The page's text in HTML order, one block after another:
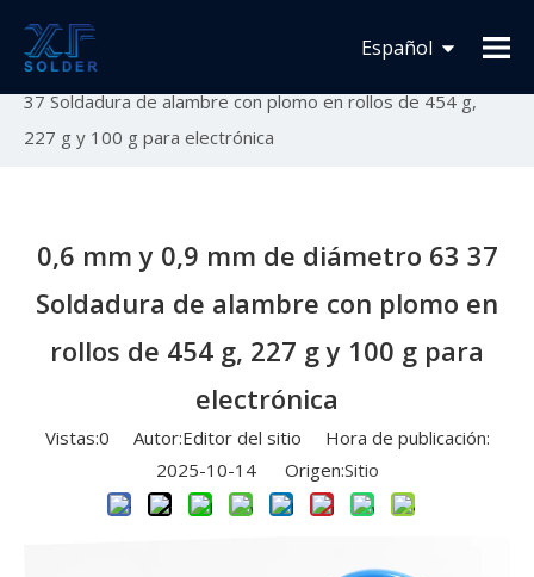
Español
Français
Usted está aquí:
de nuevo producto
0,6 mm y 0,9 mm de diámetro 63
37 Soldadura de alambre con plomo en rollos de 454 g,
227 g y 100 g para electrónica
0,6 mm y 0,9 mm de diámetro 63 37
Soldadura de alambre con plomo en
rollos de 454 g, 227 g y 100 g para
electrónica
Vistas:0 Autor:Editor del sitio Hora de publicación:
2025-10-14 Origen:Sitio